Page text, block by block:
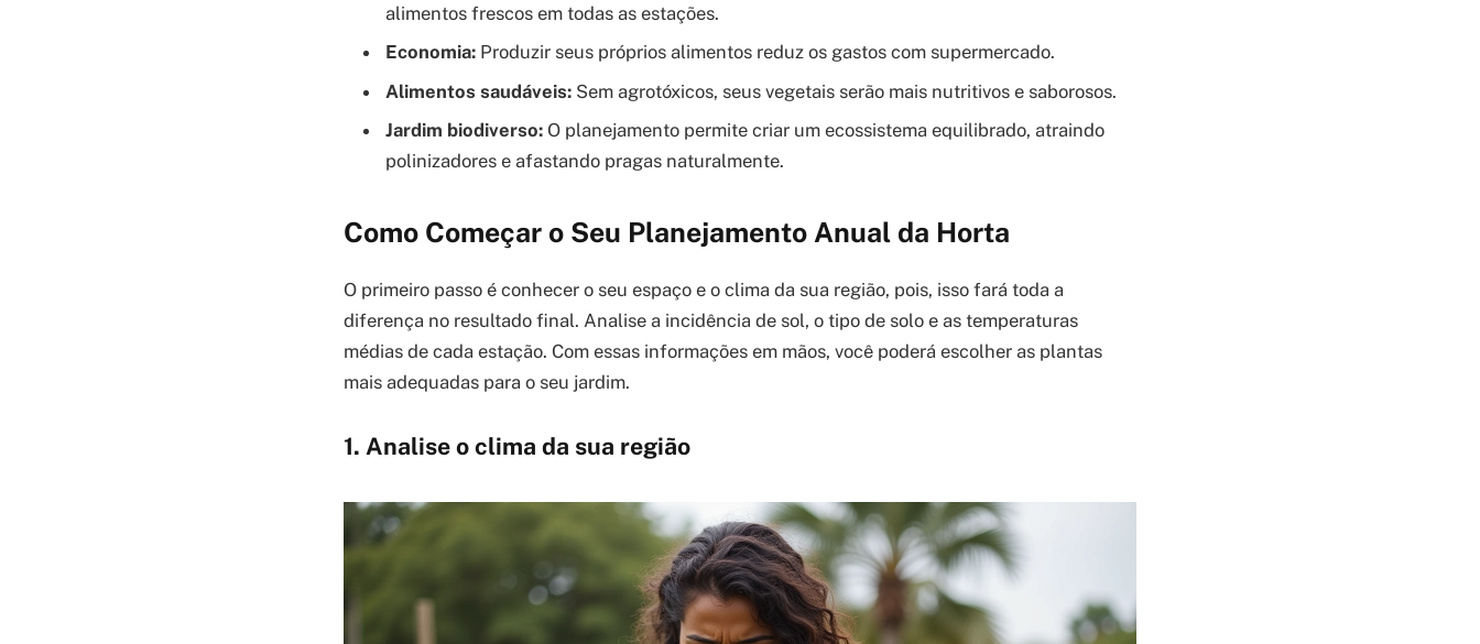
alimentos frescos em todas as estações.
Economia: Produzir seus próprios alimentos reduz os gastos com supermercado.
Alimentos saudáveis: Sem agrotóxicos, seus vegetais serão mais nutritivos e saborosos.
Jardim biodiverso: O planejamento permite criar um ecossistema equilibrado, atraindo
polinizadores e afastando pragas naturalmente.
Como Começar o Seu Planejamento Anual da Horta
O primeiro passo é conhecer o seu espaço e o clima da sua região, pois, isso fará toda a
diferença no resultado final. Analise a incidência de sol, o tipo de solo e as temperaturas
médias de cada estação. Com essas informações em mãos, você poderá escolher as plantas
mais adequadas para o seu jardim.
1. Analise o clima da sua região